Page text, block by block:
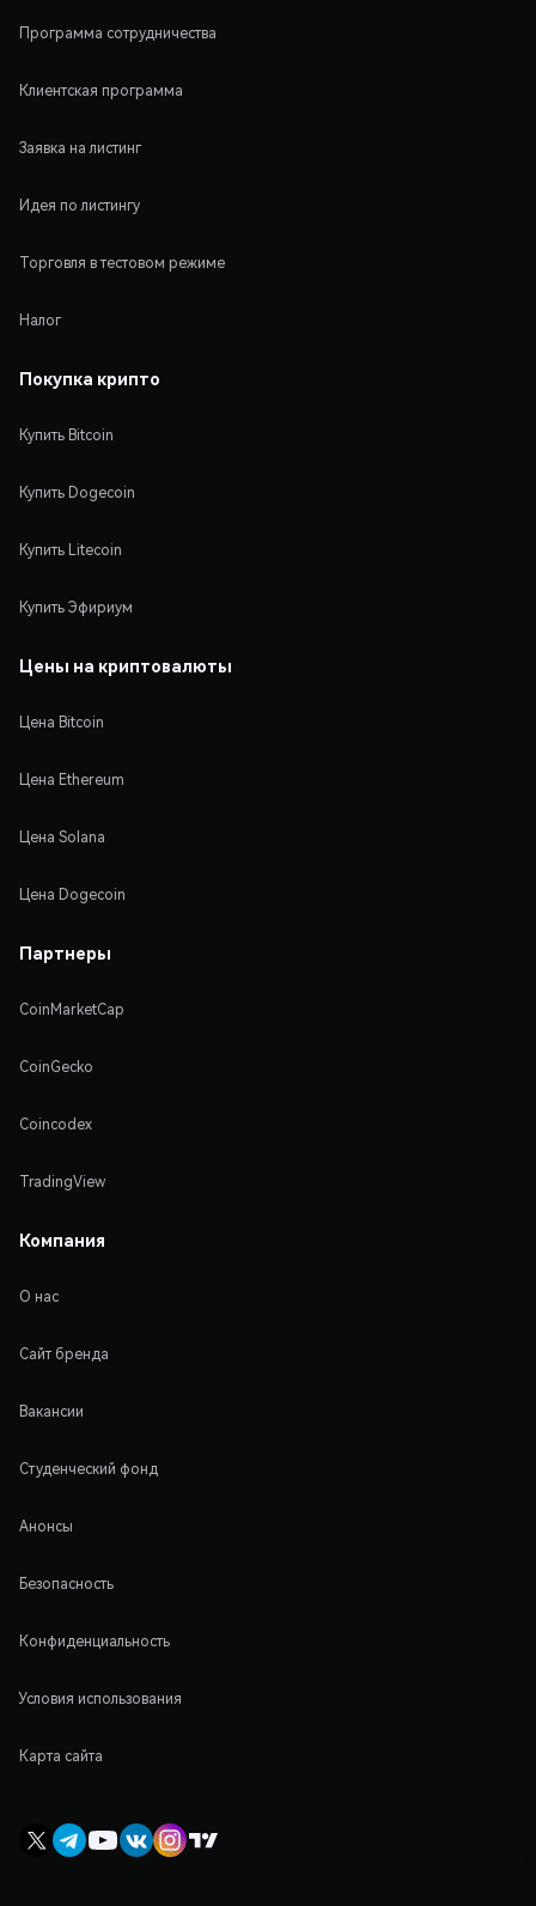
Программа сотрудничества
Клиентская программа
Заявка на листинг
Идея по листингу
Торговля в тестовом режиме
Налог
Покупка крипто
Купить Bitcoin
Купить Dogecoin
Купить Litecoin
Купить Эфириум
Цены на криптовалюты
Цена Bitcoin
Цена Ethereum
Цена Solana
Цена Dogecoin
Партнеры
CoinMarketCap
CoinGecko
Coincodex
TradingView
Компания
О нас
Сайт бренда
Вакансии
Студенческий фонд
Анонсы
Безопасность
Конфиденциальность
Условия использования
Карта сайта